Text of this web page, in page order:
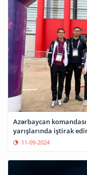
Azərbaycan
yarışlarında iştirak
11-09-2024